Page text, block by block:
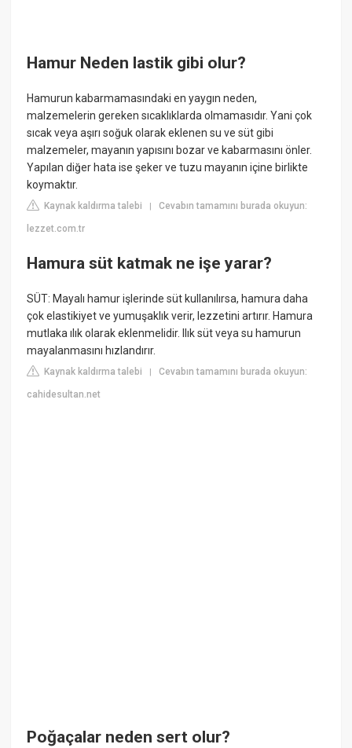
Hamur Neden lastik gibi olur?
Hamurun kabarmamasındaki en yaygın neden,
malzemelerin gereken sıcaklıklarda olmamasıdır. Yani çok
sıcak veya aşırı soğuk olarak eklenen su ve süt gibi
malzemeler, mayanın yapısını bozar ve kabarmasını önler.
Yapılan diğer hata ise şeker ve tuzu mayanın içine birlikte
koymaktır.
Kaynak kaldırma talebi |Cevabın tamamını burada okuyun:
lezzet.com.tr
Hamura süt katmak ne işe yarar?
SÜT: Mayalı hamur işlerinde süt kullanılırsa, hamura daha
çok elastikiyet ve yumuşaklık verir, lezzetini artırır. Hamura
mutlaka ılık olarak eklenmelidir. Ilık süt veya su hamurun
mayalanmasını hızlandırır.
Kaynak kaldırma talebi |Cevabın tamamını burada okuyun:
cahidesultan.net
Poğaçalar neden sert olur?